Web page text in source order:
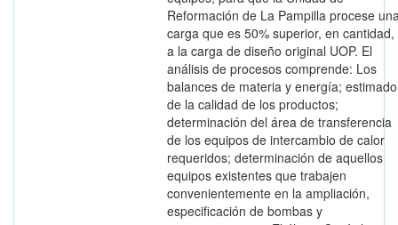
Reformación de La Pampilla procese
carga que es 50% superior, en cantidad,
a la carga de diseño original UOP. El
análisis de procesos comprende: Los
balances de materia y energía; estimado
de la calidad de los productos;
determinación del área de transferencia
de los equipos de intercambio de calor
requeridos; determinación de aquellos
equipos existentes que trabajen
convenientemente en la ampliación,
especificación de bombas y